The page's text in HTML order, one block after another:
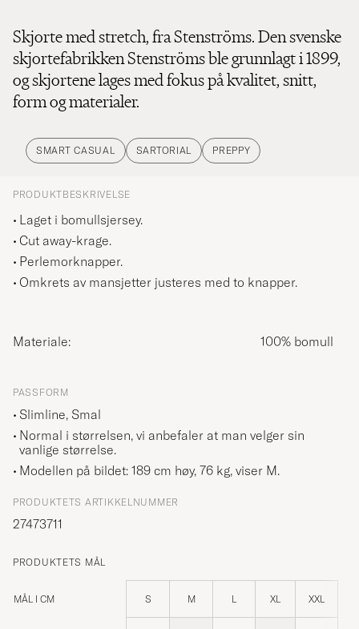
Skjorte med stretch, fra Stenströms. Den svenske
skjortefabrikken Stenströms ble grunnlagt i 1899,
og skjortene lages med fokus på kvalitet, snitt,
form og materialer.
SMART CASUAL SARTORIAL PREPPY
PRODUKTBESKRIVELSE
Laget i bomullsjersey.
Cut away-krage.
Perlemorknapper.
Omkrets av mansjetter justeres med to knapper.
Materiale: 100% bomull
PASSFORM
Slimline, Smal
Normal i størrelsen, vi anbefaler at man velger sin
vanlige størrelse.
Modellen på bildet: 189 cm høy, 76 kg, viser M.
PRODUKTETS ARTIKKELNUMMER
27473711
PRODUKTETS MÅL
MÅL I CM S M L XL XXL